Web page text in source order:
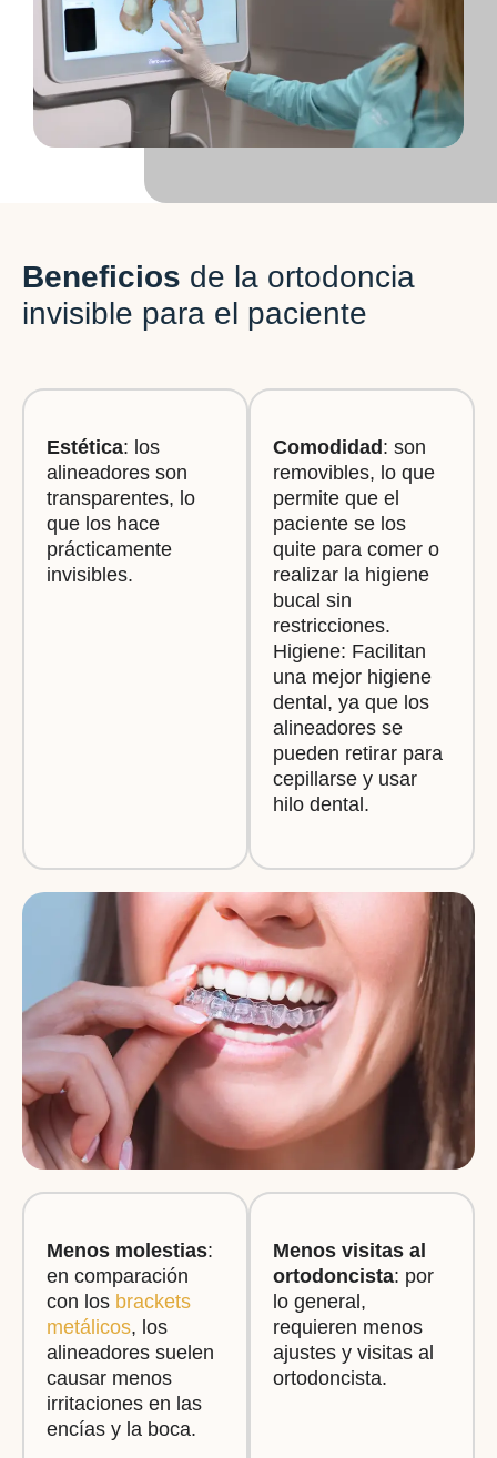
Beneficios de la ortodoncia
invisible para el paciente
Estética: los
alineadores son
transparentes, lo
que los hace
prácticamente
invisibles.
Comodidad : son
removibles, lo que
permite que el
paciente se los
quite para comer o
realizar la higiene
bucal sin
restricciones.
Higiene: Facilitan
una mejor higiene
dental, ya que los
alineadores se
pueden retirar para
cepillarse y usar
hilo dental.
Menos molestias:
en comparación
con los brackets
metálicos, los
alineadores suelen
causar menos
irritaciones en las
encías y la boca.
Menos visitas al
ortodoncista: por
lo general,
requieren menos
ajustes y visitas al
ortodoncista.